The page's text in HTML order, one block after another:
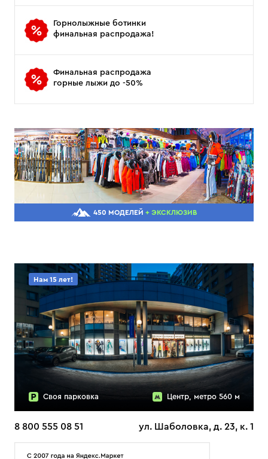
Горнолыжные ботинки
финальная распродажа!
Финальная распродажа
горные лыжи до -50%
450 МОДЕЛЕЙ + ЭКСКЛЮЗИВ
Нам 15 лет!
Своя парковка Центр, метро 560 м
8 800 555 08 51 ул. Шаболовка, д. 23, к. 1